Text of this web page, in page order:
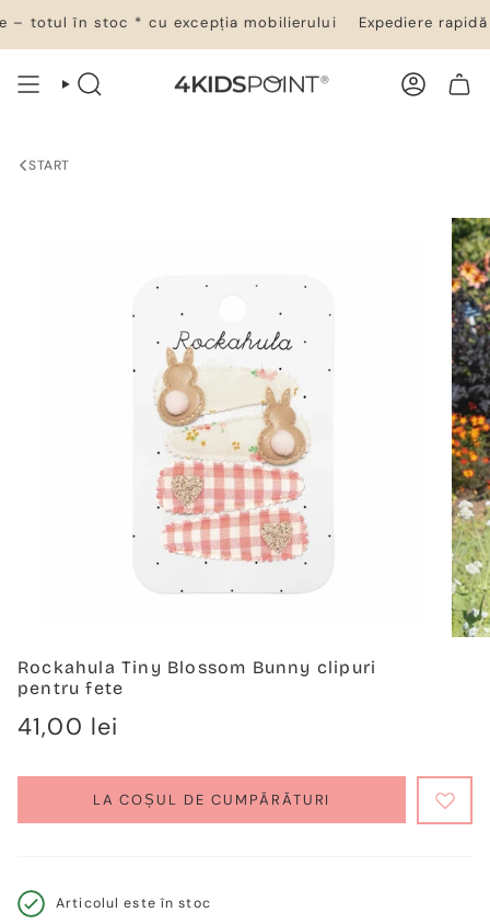
la
conținut
– totul în stoc * cu excepția mobilierului Expediere
CĂUTARE CONT
START
Rockahula Tiny Blossom Bunny clipuri
pentru fete
Regulärer
41,00 lei
LA COȘUL DE CUMPĂRĂTURI
Articolul este în stoc